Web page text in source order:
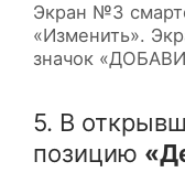
Экран №3
«Изменить».
значок
5. В
позицию